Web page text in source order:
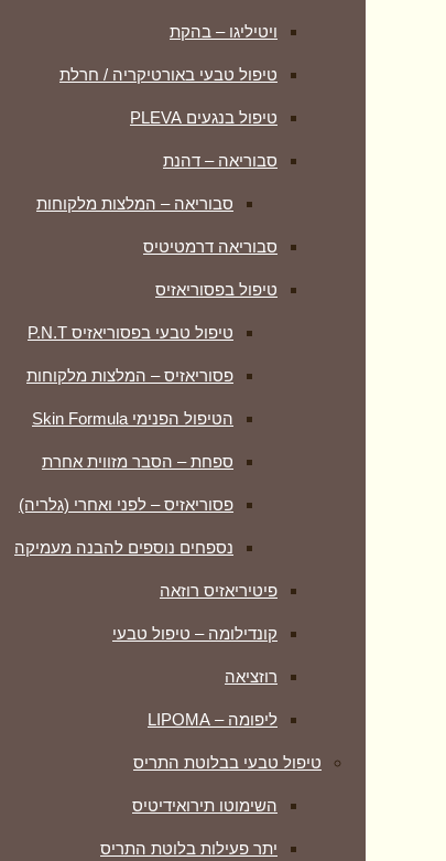
ויטיליגו – בהקת
טיפול טבעי באורטיקריה / חרלת
טיפול בנגעים PLEVA
סבוריאה – דהנת
סבוריאה – המלצות מלקוחות
סבוריאה דרמטיטיס
טיפול בפסוריאזיס
טיפול טבעי בפסוריאזיס P.N.T
פסוריאזיס – המלצות מלקוחות
הטיפול הפנימי Skin Formula
ספחת – הסבר מזווית אחרת
פסוריאזיס – לפני ואחרי (גלריה)
נספחים נוספים להבנה מעמיקה
פיטיריאזיס רוזאה
קונדילומה – טיפול טבעי
רוזציאה
ליפומה – LIPOMA
טיפול טבעי בבלוטת התריס
השימוטו תירואידיטיס
יתר פעילות בלוטת התריס